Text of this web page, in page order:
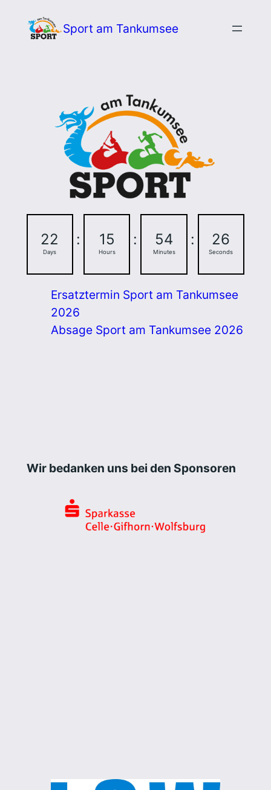
Inhalt
Sport am Tankumsee
22
Days
: 15
Hours
: 54
Minutes
: 25
Seconds
Ersatztermin Sport am Tankumsee
2026
Absage Sport am Tankumsee 2026
Wir bedanken uns bei den Sponsoren